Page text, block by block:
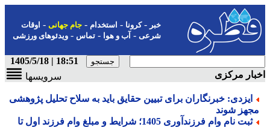
-کرونا-استخدام- جام جهانی-اوقات
شرعی-آب و هوا-تماس-ویدئوهای ورزشی
18:51 | 1405/5/18
مرکزی
سرویسها
ایزدی: خبرنگاران برای تبیین حقایق باید به سلاح تحلیل پژوهشی
شوند
ثبت نام وام فرزندآوری 1405؛ شرایط و مبلغ وام فرزند اول تا